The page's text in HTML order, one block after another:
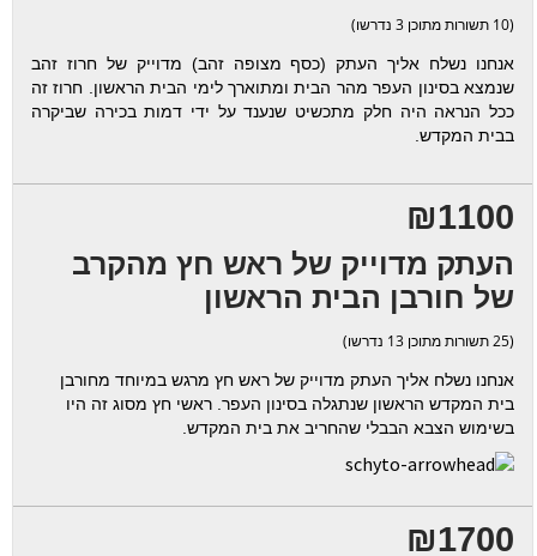
(10 תשורות מתוכן 3 נדרשו)
אנחנו נשלח אליך העתק (כסף מצופה זהב) מדוייק של חרוז זהב
שנמצא בסינון העפר מהר הבית ומתוארך לימי הבית הראשון. חרוז זה
ככל הנראה היה חלק מתכשיט שנענד על ידי דמות בכירה שביקרה
בבית המקדש.
₪1100
העתק מדוייק של ראש חץ מהקרב
של חורבן הבית הראשון
(25 תשורות מתוכן 13 נדרשו)
אנחנו נשלח אליך העתק מדוייק של ראש חץ מרגש במיוחד מחורבן
בית המקדש הראשון שנתגלה בסינון העפר. ראשי חץ מסוג זה היו
בשימוש הצבא הבבלי שהחריב את בית המקדש.
₪1700